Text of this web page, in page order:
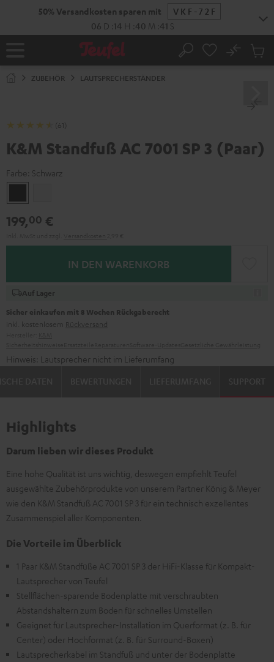
50% Versandkosten sparen mit
VKF-72F
06 D 14 H 40 M 41 S
Startseite Suche
No
ZUBEHÖR LAUTSPRECHERSTÄNDER
(61)
K&M Standfuß AC 7001 SP 3 (Paar)
Farbe: Schwarz
199,00 €
IN DEN WARENKORB
Auf Lager
Sicher einkaufen mit 8 Wochen Rückgaberecht
inkl. kostenlosem Rückversand
Hinweis: Lautsprecher nicht im Lieferumfang
SUPPORT
Highlights
Darum lieben wir dieses Produkt
Eine hohe Qualität ist uns wichtig, deswegen empfiehlt Teufel
ausgewählte Zubehörprodukte von unserem Partner König & Meyer
wie den K&M Standfuß AC 7001 SP 3 für ein technisch exzellentes
Zusammenspiel aller Komponenten.
Die Vorteile im Überblick
1 Paar K&M Standfüße AC 7001 SP 3 der HiFi-Klasse für Kompakt-
Lautsprecher von Teufel
Stellflächen-sparende Bodenplatte mit verschraubten
Abstandshaltern zum Boden für schnelles Umstellen
Geeignet für Lautsprecher-Installation im Querformat (z. B. für
Center) oder Hochformat (z. B. für Surround-Boxen)
Lautsprecherkabel im Standfuß und unter der Bodenplatte